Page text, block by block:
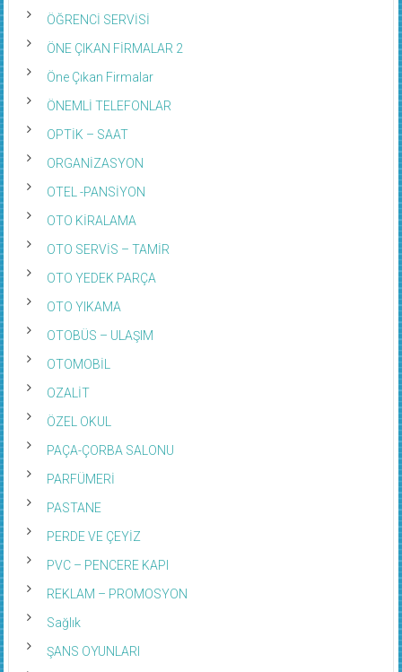
ÖĞRENCİ SERVİSİ
ÖNE ÇIKAN FİRMALAR 2
Öne Çıkan Firmalar
ÖNEMLİ TELEFONLAR
OPTİK – SAAT
ORGANİZASYON
OTEL -PANSİYON
OTO KİRALAMA
OTO SERVİS – TAMİR
OTO YEDEK PARÇA
OTO YIKAMA
OTOBÜS – ULAŞIM
OTOMOBİL
OZALİT
ÖZEL OKUL
PAÇA-ÇORBA SALONU
PARFÜMERİ
PASTANE
PERDE VE ÇEYİZ
PVC – PENCERE KAPI
REKLAM – PROMOSYON
Sağlık
ŞANS OYUNLARI